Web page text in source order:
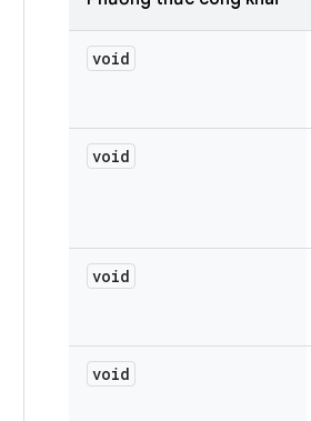
void
void
void
void